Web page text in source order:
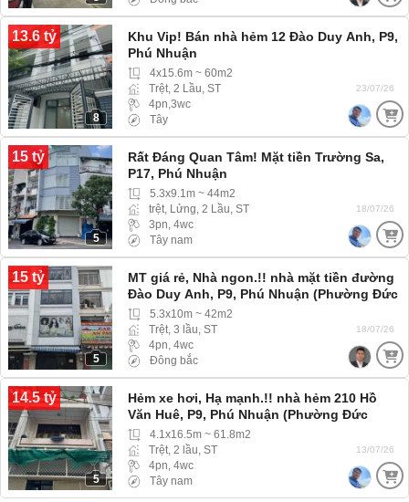
13.6 tỷ
8
Khu Vip! Bán nhà hẻm 12 Đào Duy Anh, P9,
Phú Nhuận
4x15.6m ~ 60m2
Trệt, 2 Lầu, ST
4pn,3wc
Tây
23/07/26
15 tỷ
5
Rất Đáng Quan Tâm! Mặt tiền Trường Sa,
P17, Phú Nhuận
5.3x9.1m ~ 44m2
trệt, Lửng, 2 Lầu, ST
3pn, 4wc
Tây nam
18/07/26
15 tỷ
5
MT giá rẻ, Nhà ngon.!! nhà mặt tiền đường
Đào Duy Anh, P9, Phú Nhuận (Phường Đức
Nhuận)5.3x10m ~ 42m2
Trệt, 3 lầu, ST
4pn, 4wc
Đông bắc
18/07/26
14.5 tỷ
5
Hẻm xe hơi, Hạ mạnh.!! nhà hẻm 210 Hồ
Văn Huê, P9, Phú Nhuận (Phường Đức
Nhuận) hẻm rộng xe hơi
4.1x16.5m ~ 61.8m2
Trệt, 2 lầu, ST
4pn, 4wc
Tây nam
13/07/26